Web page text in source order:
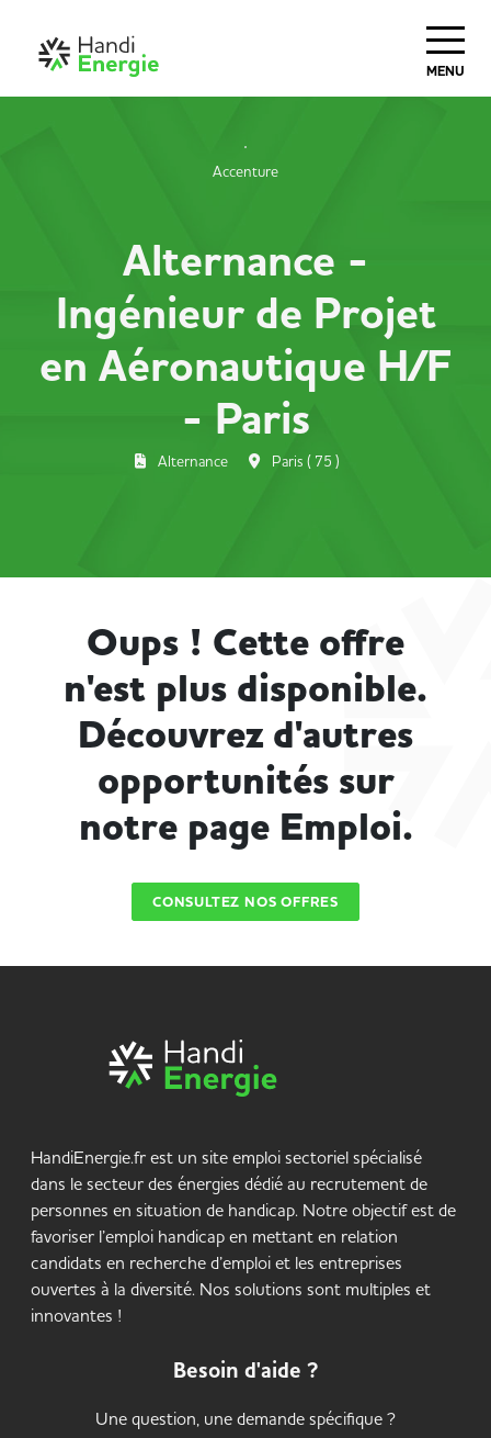
MENU
Accenture
Alternance -
Ingénieur de Projet
en Aéronautique H/F
- Paris
Alternance Paris ( 75 )
Oups ! Cette offre
n'est plus disponible.
Découvrez d'autres
opportunités sur
notre page Emploi.
CONSULTEZ NOS OFFRES
HandiEnergie.fr est un site emploi sectoriel spécialisé
dans le secteur des énergies dédié au recrutement de
personnes en situation de handicap. Notre objectif est de
favoriser l’emploi handicap en mettant en relation
candidats en recherche d’emploi et les entreprises
ouvertes à la diversité. Nos solutions sont multiples et
innovantes !
Besoin d'aide ?
Une question, une demande spécifique ?